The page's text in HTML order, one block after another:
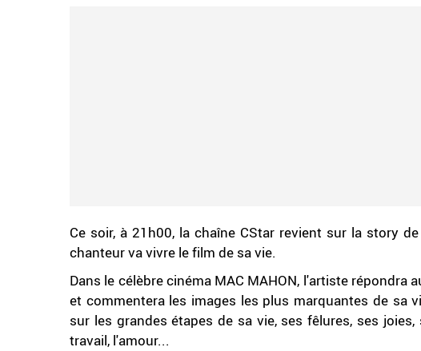
Ce soir, à 21h00, la chaîne CStar revient sur la story
chanteur va vivre le film de sa vie.
Dans le célèbre cinéma MAC MAHON, l'artiste répondra
et commentera les images les plus marquantes de sa
sur les grandes étapes de sa vie, ses fêlures, ses
travail, l'amour...